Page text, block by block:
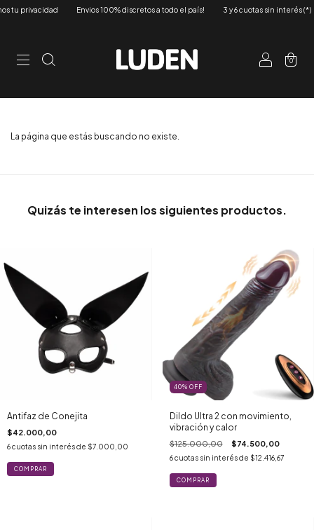
tu privacidad Envios 100% discretos a todo el país! 3 y 6 cuotas sin interés (*)
0
La página que estás buscando no existe.
Quizás te interesen los siguientes productos.
Antifaz de Conejita
$42.000,00
6cuotas sin interés de $7.000,00
40% OFF
Dildo Ultra 2 con movimiento,
vibración y calor
$125.000,00 $74.500,00
6 cuotas sin interés de $12.416,67